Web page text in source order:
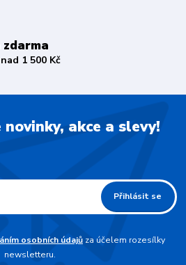
1 500 Kč
akce a slevy!
Přihlásit se
osobních údajůza účelem rozesílky
newsletteru.